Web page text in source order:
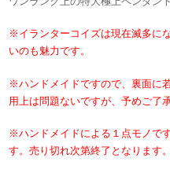
※イランターコイズは現在滅多に
いのも魅力です。
※ハンドメイドですので、裏面に
用上は問題ないですが、予めご了
※ハンドメイドによる１点モノで
す。売り切れ次第終了となります。